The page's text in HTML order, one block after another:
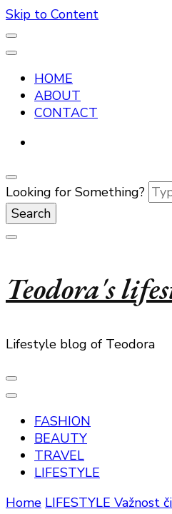
Skip to Content
HOME
ABOUT
CONTACT
Looking for Something?
Teodora's
Lifestyle blog of Teodora
FASHION
BEAUTY
TRAVEL
LIFESTYLE
Home LIFESTYLE Važnost